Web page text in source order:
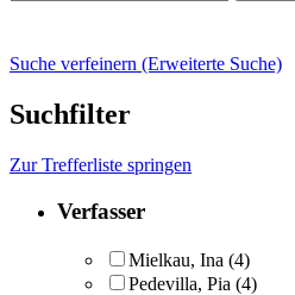
Suche verfeinern (Erweiterte Suche)
Suchfilter
Zur Trefferliste springen
Verfasser
Mielkau, Ina (4)
Pedevilla, Pia (4)